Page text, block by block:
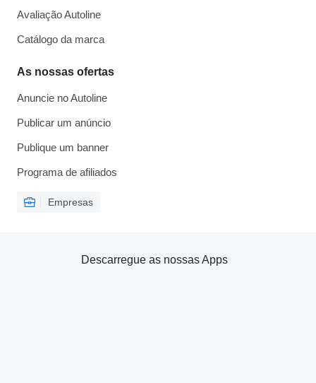
Avaliação Autoline
Catálogo da marca
As nossas ofertas
Anuncie no Autoline
Publicar um anúncio
Publique um banner
Programa de afiliados
Empresas
Descarregue as nossas Apps